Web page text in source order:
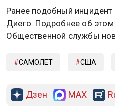
Ранее подобный
Диего. Подробнее об этом
Общественной службы
САМОЛЕТ США
Дзен MAX